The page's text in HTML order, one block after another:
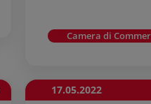
Camera di
17.05.2022